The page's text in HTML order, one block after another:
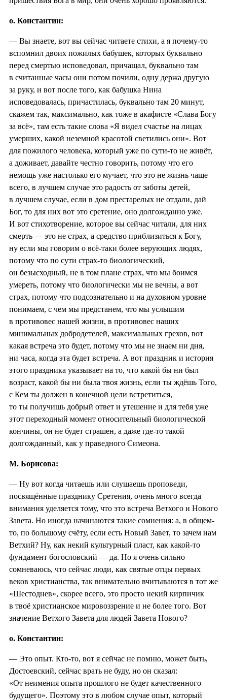
о. Константин:
— Вы знаете, вот вы сейчас читаете стихи, а я почему-то
вспомнил двоих пожилых бабушек, которых буквально
перед смертью исповедовал, причащал, буквально там
в считанные часы они потом почили, одну держа другую
за руку, и вот после того, как бабушка Нина
исповедовалась, причастилась, буквально там 20 минут,
скажем так, максимально, как тоже в акафисте «Слава Богу
за всё», там есть такие слова «Я видел счастье на лицах
умерших, какой неземной красотой светились они». Вот
для пожилого человека, который уже по сути-то не живёт,
а доживает, давайте честно говорить, потому что его
немощь уже настолько его мучает, что это не жизнь чаще
всего, в лучшем случае это радость от заботы детей,
в лучшем случае, если в дом престарелых не отдали, дай
Бог, то для них вот это сретение, оно долгожданно уже.
И вот стихотворение, которое вы сейчас читали, для них
смерть — это не страх, а средство приблизиться к Богу,
ну если мы говорим о всё-таки более верующих людях,
потому что по сути страх-то биологический,
он безысходный, не в том плане страх, что мы боимся
умереть, потому что биологически мы не вечны, а вот
страх, потому что подсознательно и на духовном уровне
понимаем, с чем мы предстанем, что мы услышим
в противовес нашей жизни, в противовес наших
минимальных добродетелей, максимальных грехов, вот
какая встреча это будет, потому что мы не знаем ни дня,
ни часа, когда эта будет встреча. А вот праздник и история
этого праздника указывает на то, что какой бы ни был
возраст, какой бы ни была твоя жизнь, если ты ждёшь Того,
с Кем ты должен в конечной цели встретиться,
то ты получишь добрый ответ и утешение и для тебя уже
этот переходный момент относительный биологической
кончины, он не будет страшен, а даже где-то такой
долгожданный, как у праведного Симеона.
М. Борисова:
— Ну вот когда читаешь или слушаешь проповеди,
посвящённые празднику Сретения, очень много всегда
внимания уделяется тому, что это встреча Ветхого и Нового
Завета. Но иногда начинаются такие сомнения: а, в общем-
то, по большому счёту, если есть Новый Завет, то зачем нам
Ветхий? Ну, как некий культурный пласт, как какой-то
фундамент богословский — да. Но я очень сильно
сомневаюсь, что сейчас люди, как святые отцы первых
веков христианства, так внимательно вчитываются в тот же
«Шестоднев», скорее всего, это просто некий кирпичик
в твоё христианское мировоззрение и не более того. Вот
значение Ветхого Завета для людей Завета Нового?
о. Константин:
— Это опыт. Кто-то, вот я сейчас не помню, может быть,
Достоевский, сейчас врать не буду, но он сказал:
«От неимения опыта прошлого не будет качественного
будущего». Поэтому это в любом случае опыт, который